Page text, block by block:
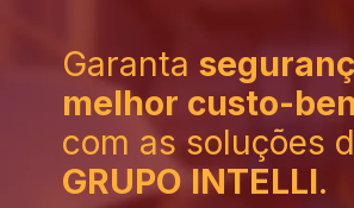
Garanta
melhor custo-
com as soluções
GRUPO INTELLI.